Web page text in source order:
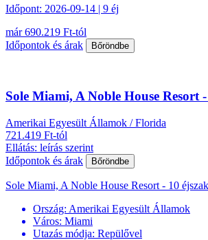
Időpont: 2026-09-14 | 9 éj
már 690.219 Ft-tól
Időpontok és árak
Bőröndbe
Sole Miami, A Noble House Resort
Amerikai Egyesült Államok / Florida
721.419 Ft-tól
Ellátás: leírás szerint
Időpontok és árak
Bőröndbe
Sole Miami, A Noble House Resort - 10
Ország: Amerikai Egyesült Államok
Város: Miami
Utazás módja: Repülővel